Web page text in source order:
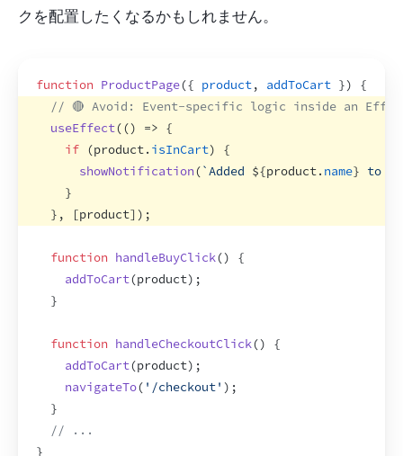
クを配置したくなるかもしれません。
function ProductPage({ product, addToCart })
{
// 🔴 Avoid: Event-specific logic inside an
useEffect(() => {
if (product. isInCart)
{
showNotification(`Added ${product. name} to
}
} , [product] ) ;
function handleBuyClick()
{
addToCart(product) ;
}
function handleCheckoutClick()
{
addToCart(product) ;
navigateTo( '/checkout' ) ;
}
// ...
}